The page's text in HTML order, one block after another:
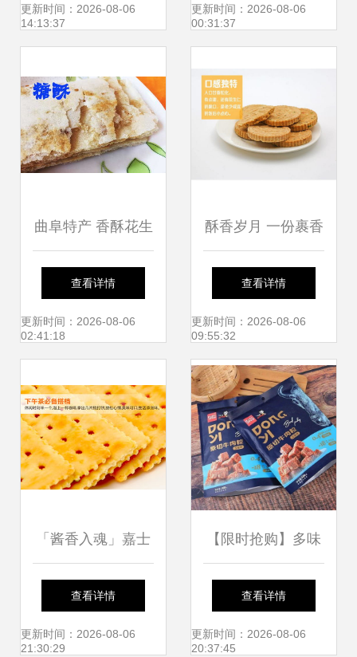
味禅意与异域风情
更新时间：2026-08-06
14:13:37
冬日夜味
更新时间：2026-08-06
00:31:37
曲阜特产 香酥花生
煎饼，一口脆香，
千年儒韵
查看详情
更新时间：2026-08-06
02:41:18
酥香岁月 一份裹香
皇炒米饼的重拾记
忆
查看详情
更新时间：2026-08-06
09:55:32
「酱香入魂」嘉士
利葱香苏打饼100g
一口酥脆，穿越经
查看详情
更新时间：2026-08-06
21:30:29
【限时抢购】多味
香酱饼特惠包，花
样口味嗨翻味蕾！
查看详情
更新时间：2026-08-06
20:37:45